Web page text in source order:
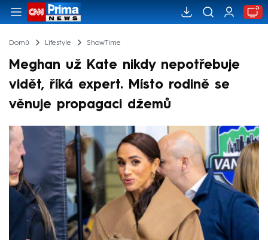
Domů Lifestyle ShowTime
Meghan už Kate nikdy nepotřebuje
vidět, říká expert. Místo rodině se
věnuje propagaci džemů